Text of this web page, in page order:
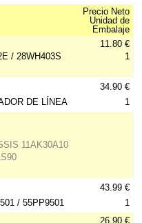
Precio Neto
Unidad de
Embalaje
/ 28WH403S
11.80 €
1
DE LÍNEA
34.90 €
1
11AK30A10
/ 55PP9501
43.99 €
1
26.90 €